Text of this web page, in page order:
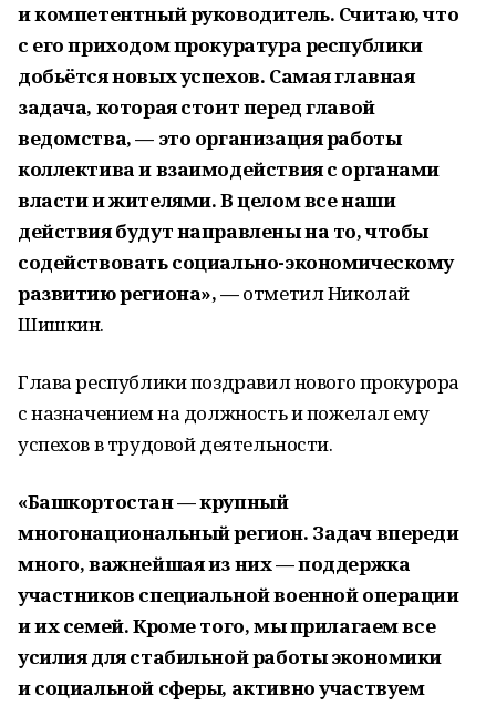
и компетентный руководитель. Считаю, что
с его приходом прокуратура республики
добьётся новых успехов. Самая главная
задача, которая стоит перед главой
ведомства, — это организация работы
коллектива и взаимодействия с органами
власти и жителями. В целом все наши
действия будут направлены на то, чтобы
содействовать социально-экономическому
развитию региона», —отметил Николай
Шишкин.
Глава республики поздравил нового прокурора
с назначением на должность и пожелал ему
успехов в трудовой деятельности.
«Башкортостан — крупный
многонациональный регион. Задач впереди
много, важнейшая из них — поддержка
участников специальной военной операции
и их семей. Кроме того, мы прилагаем все
усилия для стабильной работы экономики
и социальной сферы, активно участвуем